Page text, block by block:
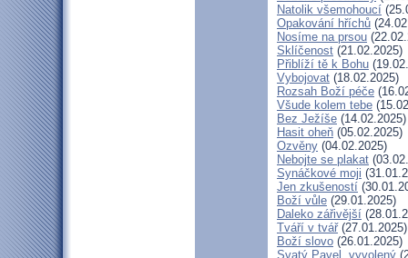
Natolik všemohoucí
Opakování hříchů
Nosíme na prsou
Sklíčenost (21.02.2025)
Přiblíží tě k Bohu
Vybojovat (18.02.2025)
Rozsah Boží péče
Všude kolem tebe
Bez Ježíše (14.02.2025)
Hasit oheň (05.02.2025)
Ozvěny (04.02.2025)
Nebojte se plakat
Synáčkové moji
Jen zkušeností
Boží vůle (29.01.2025)
Daleko zářivější
Tváří v tvář(27.01.2025)
Boží slovo (26.01.2025)
Svatý Pavel, vyvolený